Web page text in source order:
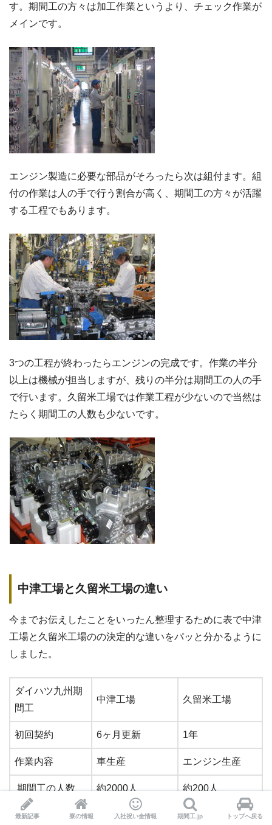
す。期間工の方々は加工作業というより、チェック作業が
メインです。
エンジン製造に必要な部品がそろったら次は組付ます。組
付の作業は人の手で行う割合が高く、期間工の方々が活躍
する工程でもあります。
3つの工程が終わったらエンジンの完成です。作業の半分
以上は機械が担当しますが、残りの半分は期間工の人の手
で行います。久留米工場では作業工程が少ないので当然は
たらく期間工の人数も少ないです。
中津工場と久留米工場の違い
今までお伝えしたことをいったん整理するために表で中津
工場と久留米工場のの決定的な違いをパッと分かるように
しました。
ダイハツ九州期
間工
中津工場 久留米工場
初回契約 6ヶ月更新 1年
作業内容 車生産 エンジン生産
期間工の人数 約2000人 約200人
最新記事 寮の情報 入社祝い金情報 期間工.jp トップへ戻る